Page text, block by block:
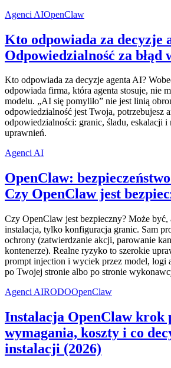
Agenci AIOpenClaw
Kto odpowiada za decyzje
Odpowiedzialność za błąd
Kto odpowiada za decyzje agenta AI?
odpowiada firma, która agenta stosuje, nie
modelu. „AI się pomyliło” nie jest linią
odpowiedzialność jest Twoja, potrzebujesz
odpowiedzialności: granic, śladu, eskalacji
uprawnień.
Agenci AI
OpenClaw:
Czy OpenClaw jest
Czy OpenClaw jest bezpieczny? Może być,
instalacja, tylko konfiguracja granic. Sam
ochrony (zatwierdzanie akcji, parowanie
kontenerze). Realne ryzyko to szerokie
prompt injection i wyciek przez model, logi
po Twojej stronie albo po stronie
Agenci AIRODOOpenClaw
Instalacja OpenClaw krok
wymagania, koszty i co
instalacji (2026)